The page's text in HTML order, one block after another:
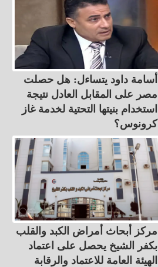
أسامة داود يتساءل: هل حصلت
مصر على المقابل العادل نتيجة
استخدام بنيتها التحتية لخدمة غاز
كرونوس؟
مركز أبحاث أمراض الكبد والقلب
بكفر الشيخ يحصل على اعتماد
الهيئة العامة للاعتماد والرقابة